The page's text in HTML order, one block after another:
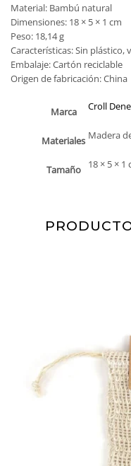
Material: Bambú natural
Dimensiones: 18 × 5 × 1 cm
Peso: 18,14 g
Características: Sin plástico,
Embalaje: Cartón reciclable
Origen de fabricación: China
Marca Croll
Materiales Madera
Tamaño 18 × 5 × 1